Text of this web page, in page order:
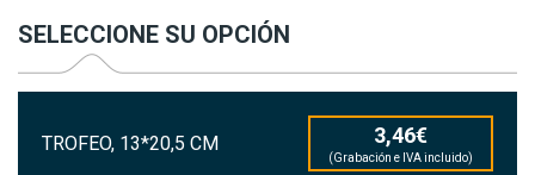
SELECCIONE SU OPCIÓN
TROFEO, 13*20,5 CM 3,46€
(Grabación e IVA incluido)